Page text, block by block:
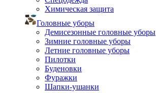
Химическая защита
Головные уборы
Демисезонные головные уборы
Зимние головные уборы
Летние головные уборы
Пилотки
Буденовки
Фуражки
Шапки-ушанки